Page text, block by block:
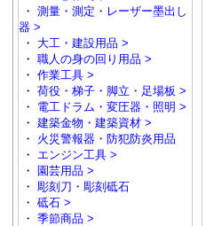
・ 測量・測定・レーザー墨出し
器 >
・ 大工・建設用品 >
・ 職人の身の回り用品 >
・ 作業工具 >
・ 荷役・梯子・脚立・足場板 >
・ 電工ドラム・変圧器・照明 >
・ 建築金物・建築資材 >
・ 火災警報器・防犯防炎用品
・ エンジン工具 >
・ 園芸用品 >
・ 彫刻刀・彫刻砥石
・ 砥石 >
・ 季節商品 >